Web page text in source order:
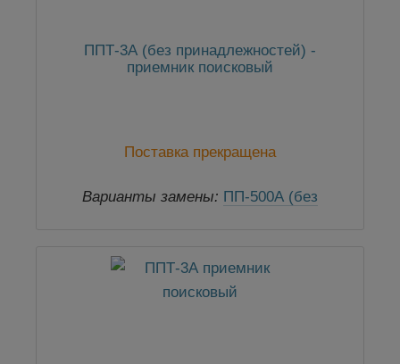
ППТ-3А (без принадлежностей) -
приемник поисковый
Поставка прекращена
Варианты замены: ПП-500А (без